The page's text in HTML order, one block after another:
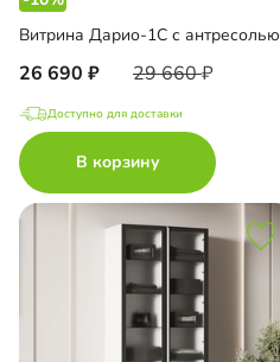
Витрина Дарио-1С с антресолью
26 690 29 660
Доступно для доставки
В корзину